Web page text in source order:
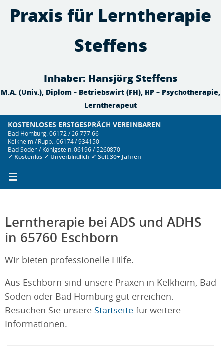
Inhalt
KOSTENLOSES ERSTGESPRÄCH VEREINBAREN
Bad Homburg: 06172 / 26 777 66
Kelkheim / Rupp.: 06174 / 934150
Bad Soden / Königstein: 06196 / 5260870
✓ Kostenlos ✓ Unverbindlich ✓ Seit 30+ Jahren
Praxis für Lerntherapie
Steffens
Inhaber: Hansjörg Steffens
M.A. (Univ.), Diplom – Betriebswirt (FH), HP – Psychotherapie,
Lerntherapeut
Lerntherapie bei ADS und ADHS
in 65760 Eschborn
Wir bieten professionelle Hilfe.
Aus Eschborn sind unsere Praxen in Kelkheim, Bad
Soden oder Bad Homburg gut erreichen.
Besuchen Sie unsere Startseite für weitere
Informationen.